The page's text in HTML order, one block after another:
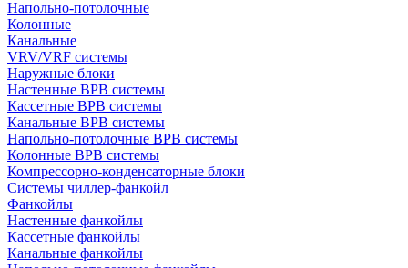
Напольно-потолочные
Колонные
Канальные
VRV/VRF системы
Наружные блоки
Настенные ВРВ системы
Кассетные ВРВ системы
Канальные ВРВ системы
Напольно-потолочные ВРВ системы
Колонные ВРВ системы
Компрессорно-конденсаторные блоки
Системы чиллер-фанкойл
Фанкойлы
Настенные фанкойлы
Кассетные фанкойлы
Канальные фанкойлы